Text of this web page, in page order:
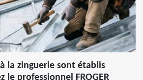
la zinguerie sont établis
le professionnel FROGER